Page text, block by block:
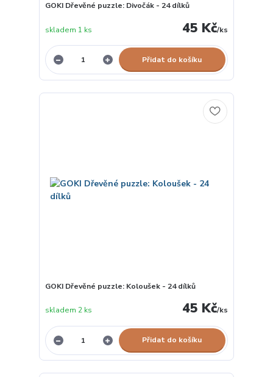
GOKI Dřevěné puzzle: Divočák - 24 dílků
45 Kč/ks
skladem 1 ks
Přidat do košíku
GOKI Dřevěné puzzle: Koloušek - 24 dílků
45 Kč/ks
skladem 2 ks
Přidat do košíku